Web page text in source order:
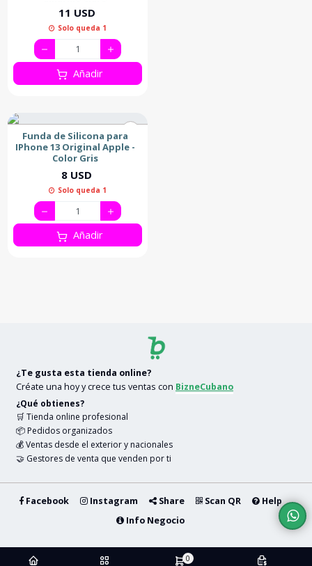
11 USD
Solo queda 1
Añadir
Funda de Silicona para
IPhone 13 Original Apple -
Color Gris
8 USD
Solo queda 1
Añadir
¿Te gusta esta tienda online?
Créate una hoy y crece tus ventas con BizneCubano
¿Qué obtienes?
🛒 Tienda online profesional
📦 Pedidos organizados
💰 Ventas desde el exterior y nacionales
🤝 Gestores de venta que venden por ti
Facebook Instagram Share Scan QR
Help
Info Negocio
2026 — La Gran Manzana
0